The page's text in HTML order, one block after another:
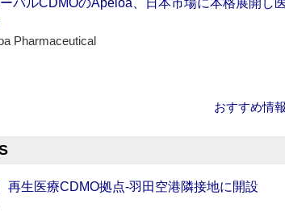
バルCDMOのApeloa、日本市場に本格展開し
Pharmaceutical
おすすめ情
再生医療CDMO拠点‐羽田空港隣接地に開設